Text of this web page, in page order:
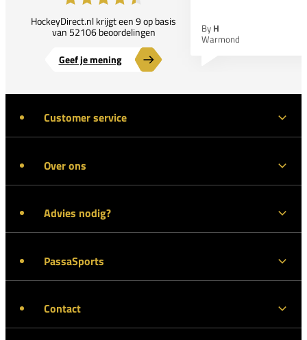
HockeyDirect.nl krijgt een 9 op basis
van 52106 beoordelingen
Geef je mening
By H
Warmond
Customer service
Over ons
Advies nodig?
PassaSports
Contact